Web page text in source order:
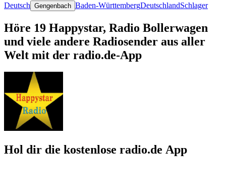
Deutsch Gengenbach Baden-WürttembergDeutschlandSchlager
Höre 19 Happystar, Radio Bollerwagen
und viele andere Radiosender aus aller
Welt mit der radio.de-App
Hol dir die kostenlose radio.de App